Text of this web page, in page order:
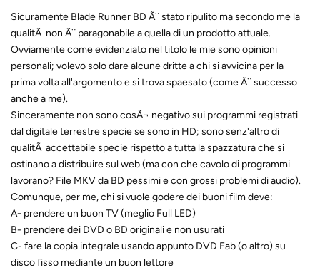
Sicuramente Blade Runner BD Ã¨ stato ripulito ma secondo me la
qualitÃ non Ã¨ paragonabile a quella di un prodotto attuale.
Ovviamente come evidenziato nel titolo le mie sono opinioni
personali; volevo solo dare alcune dritte a chi si avvicina per la
prima volta all'argomento e si trova spaesato (come Ã¨ successo
anche a me).
Sinceramente non sono cosÃ¬ negativo sui programmi registrati
dal digitale terrestre specie se sono in HD; sono senz'altro di
qualitÃ accettabile specie rispetto a tutta la spazzatura che si
ostinano a distribuire sul web (ma con che cavolo di programmi
lavorano? File MKV da BD pessimi e con grossi problemi di audio).
Comunque, per me, chi si vuole godere dei buoni film deve:
A- prendere un buon TV (meglio Full LED)
B- prendere dei DVD o BD originali e non usurati
C- fare la copia integrale usando appunto DVD Fab (o altro) su
disco fisso mediante un buon lettore